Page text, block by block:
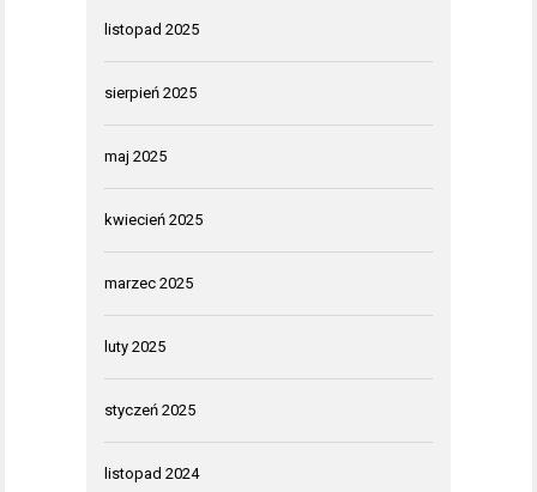
listopad 2025
sierpień 2025
maj 2025
kwiecień 2025
marzec 2025
luty 2025
styczeń 2025
listopad 2024